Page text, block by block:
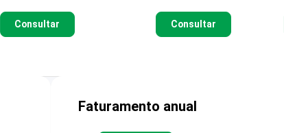
Consultar Consultar
Faturamento anual